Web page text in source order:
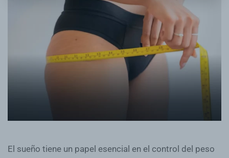
El sueño tiene un papel esencial en el control del peso